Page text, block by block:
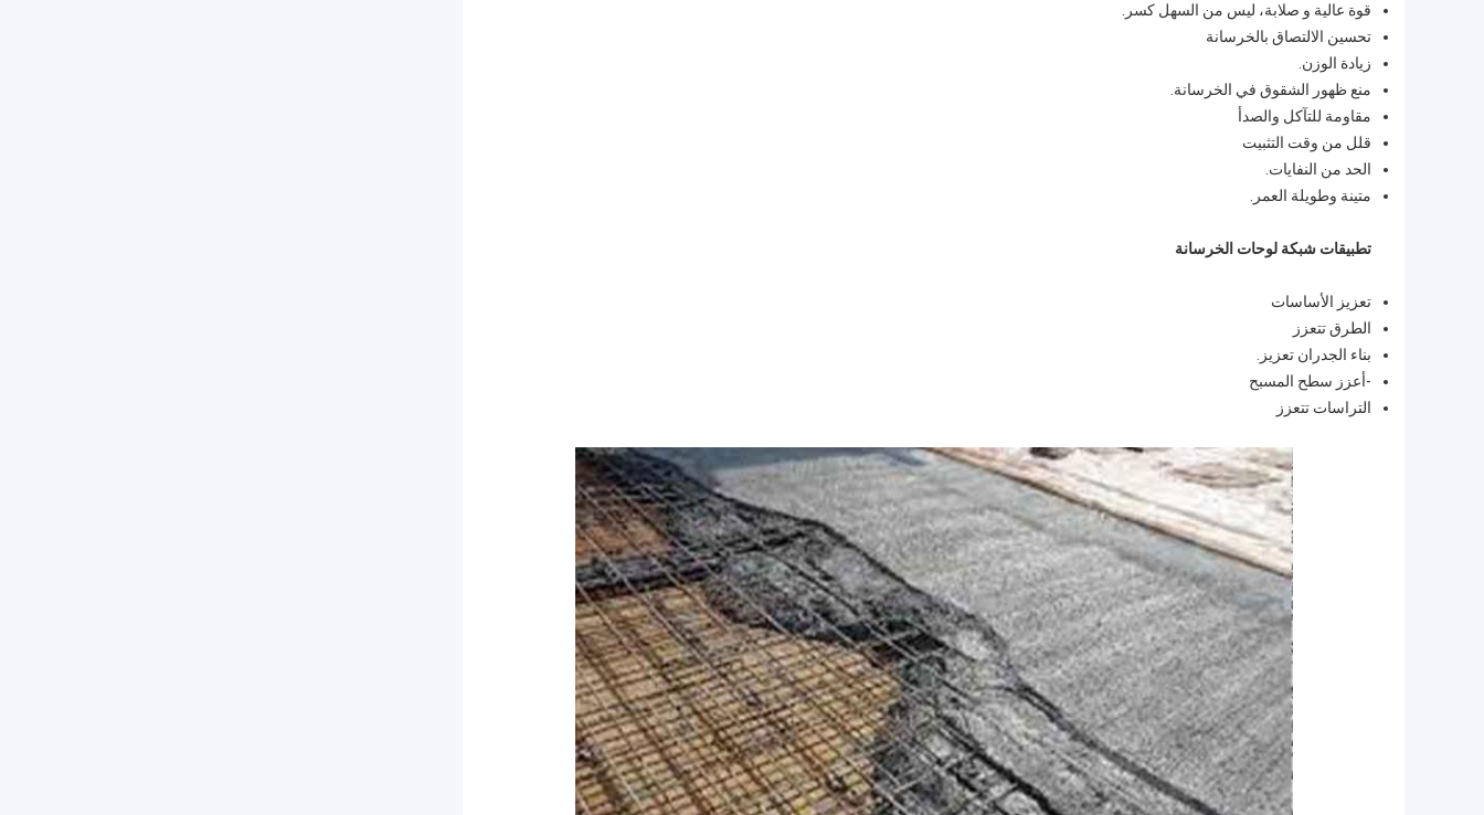
قوة عالية و صلابة، ليس من السهل كسر.
تحسين الالتصاق بالخرسانة
زيادة الوزن.
منع ظهور الشقوق في الخرسانة.
مقاومة للتآكل والصدأ
قلل من وقت التثبيت
الحد من النفايات.
متينة وطويلة العمر.
تطبيقات شبكة لوحات الخرسانة
تعزيز الأساسات
الطرق تتعزز
بناء الجدران تعزيز.
-أعزز سطح المسبح
التراسات تتعزز